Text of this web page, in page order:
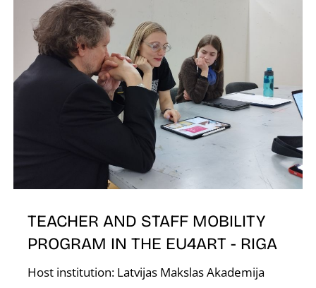
TEACHER AND STAFF MOBILITY
PROGRAM IN THE EU4ART - RIGA
Host institution: Latvijas Makslas Akademija